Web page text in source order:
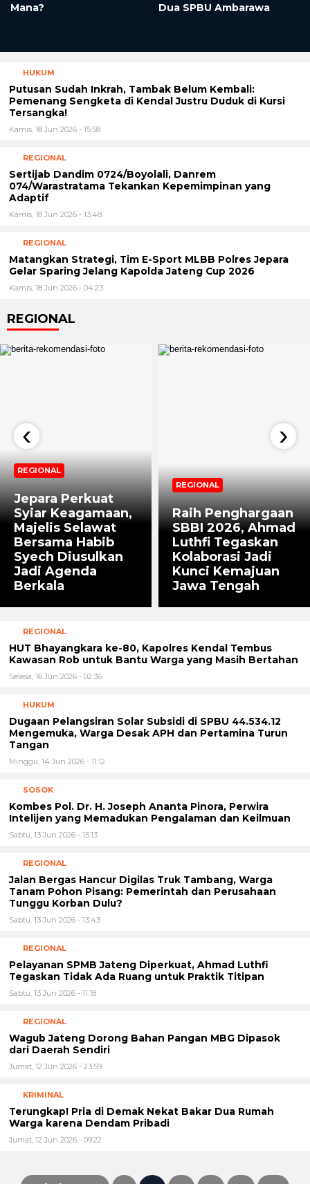
Mana?
Dua SPBU Ambarawa
HUKUM
Putusan Sudah Inkrah, Tambak Belum Kembali:
Pemenang Sengketa di Kendal Justru Duduk di Kursi
Tersangka!
Kamis, 18 Jun 2026 - 15:58
REGIONAL
Sertijab Dandim 0724/Boyolali, Danrem
074/Warastratama Tekankan Kepemimpinan yang
Adaptif
Kamis, 18 Jun 2026 - 13:48
REGIONAL
​Matangkan Strategi, Tim E-Sport MLBB Polres Jepara
Gelar Sparing Jelang Kapolda Jateng Cup 2026
Kamis, 18 Jun 2026 - 04:23
REGIONAL
REGIONAL
Jepara Perkuat
Syiar Keagamaan,
Majelis Selawat
Bersama Habib
Syech Diusulkan
Jadi Agenda
Berkala
REGIONAL
Raih Penghargaan
SBBI 2026, Ahmad
Luthfi Tegaskan
Kolaborasi Jadi
Kunci Kemajuan
Jawa Tengah
‹ ›
REGIONAL
HUT Bhayangkara ke-80, Kapolres Kendal Tembus
Kawasan Rob untuk Bantu Warga yang Masih Bertahan
Selasa, 16 Jun 2026 - 02:36
HUKUM
Dugaan Pelangsiran Solar Subsidi di SPBU 44.534.12
Mengemuka, Warga Desak APH dan Pertamina Turun
Tangan
Minggu, 14 Jun 2026 - 11:12
SOSOK
Kombes Pol. Dr. H. Joseph Ananta Pinora, Perwira
Intelijen yang Memadukan Pengalaman dan Keilmuan
Sabtu, 13 Jun 2026 - 15:13
REGIONAL
Jalan Bergas Hancur Digilas Truk Tambang, Warga
Tanam Pohon Pisang: Pemerintah dan Perusahaan
Tunggu Korban Dulu?
Sabtu, 13 Jun 2026 - 13:43
REGIONAL
Pelayanan SPMB Jateng Diperkuat, Ahmad Luthfi
Tegaskan Tidak Ada Ruang untuk Praktik Titipan
Sabtu, 13 Jun 2026 - 11:18
REGIONAL
Wagub Jateng Dorong Bahan Pangan MBG Dipasok
dari Daerah Sendiri
Jumat, 12 Jun 2026 - 23:59
KRIMINAL
Terungkap! Pria di Demak Nekat Bakar Dua Rumah
Warga karena Dendam Pribadi
Jumat, 12 Jun 2026 - 09:22